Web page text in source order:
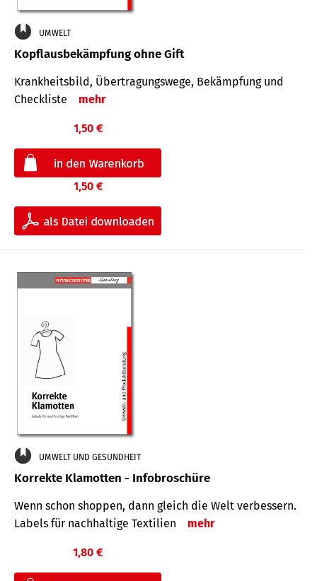
UMWELT
Kopflausbekämpfung ohne Gift
Krankheits­bild, Übertra­gungs­wege, Bekämpfung und
Check­liste
mehr
1,50 €
1,50 €
UMWELT UND GESUNDHEIT
Korrekte Klamotten - Infobroschüre
Wenn schon shoppen, dann gleich die Welt verbessern.
Labels für nachhaltige Textilien
mehr
1,80 €